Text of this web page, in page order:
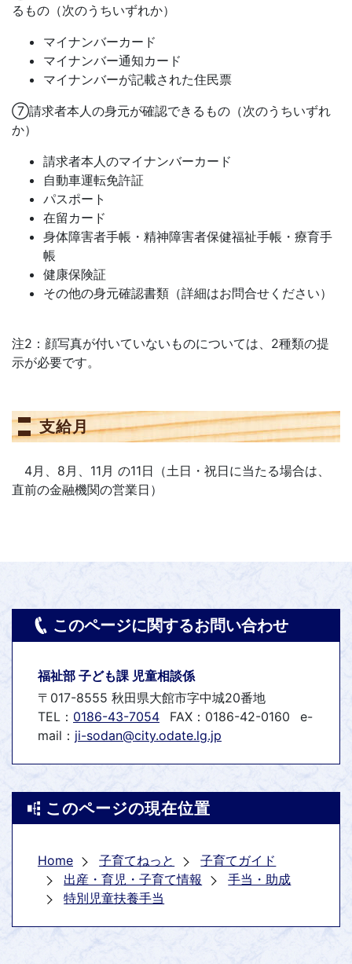
るもの（次のうちいずれか）
マイナンバーカード
マイナンバー通知カード
マイナンバーが記載された住民票
⑦請求者本人の身元が確認できるもの（次のうちいずれ
か）
請求者本人のマイナンバーカード
自動車運転免許証
パスポート
在留カード
身体障害者手帳・精神障害者保健福祉手帳・療育手
帳
健康保険証
その他の身元確認書類（詳細はお問合せください）
注2：顔写真が付いていないものについては、2種類の提
示が必要です。
支給月
4月、8月、11月 の11日（土日・祝日に当たる場合は、
直前の金融機関の営業日）
このページに関するお問い合わせ
福祉部 子ども課 児童相談係
〒017-8555 秋田県大館市字中城20番地
TEL： 0186-43-7054 FAX：0186-42-0160
e-
mail： ji-sodan@city.odate.lg.jp
このページの現在位置
Home 子育てねっと
子育てガイド
出産・育児・子育て情報
手当・助成
特別児童扶養手当